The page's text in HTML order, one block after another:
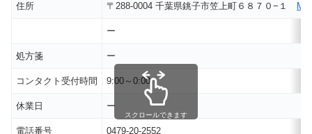
住所 〒288-0004 千葉県銚子市笠上町６８７０−１
ー
処方箋 ー
コンタクト受付時間 9:00～0:00
休業日 ー
電話番号 0479-20-2552
スクロールできます